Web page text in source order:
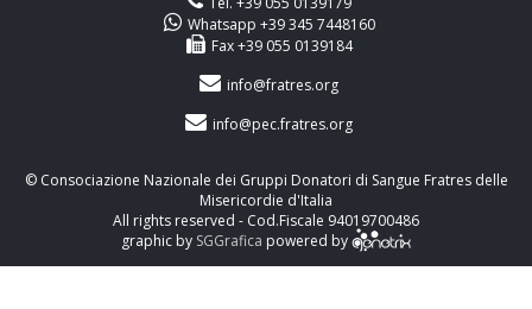
Whatsapp +39 345 7448160
Fax +39 055 0139184
info@fratres.org
info@pec.fratres.org
© Consociazione Nazionale dei Gruppi Donatori di Sangue Fratres delle
Misericordie d'Italia
All rights reserved - Cod.Fiscale 94019700486
graphic by SGGrafica powered by